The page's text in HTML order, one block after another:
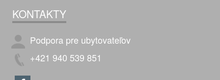
KONTAKTY
Podpora pre ubytovateľov
+421 940 539 851